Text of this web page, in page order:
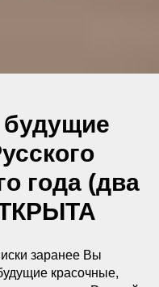
будущие
года (два
заранее Вы
красочные,